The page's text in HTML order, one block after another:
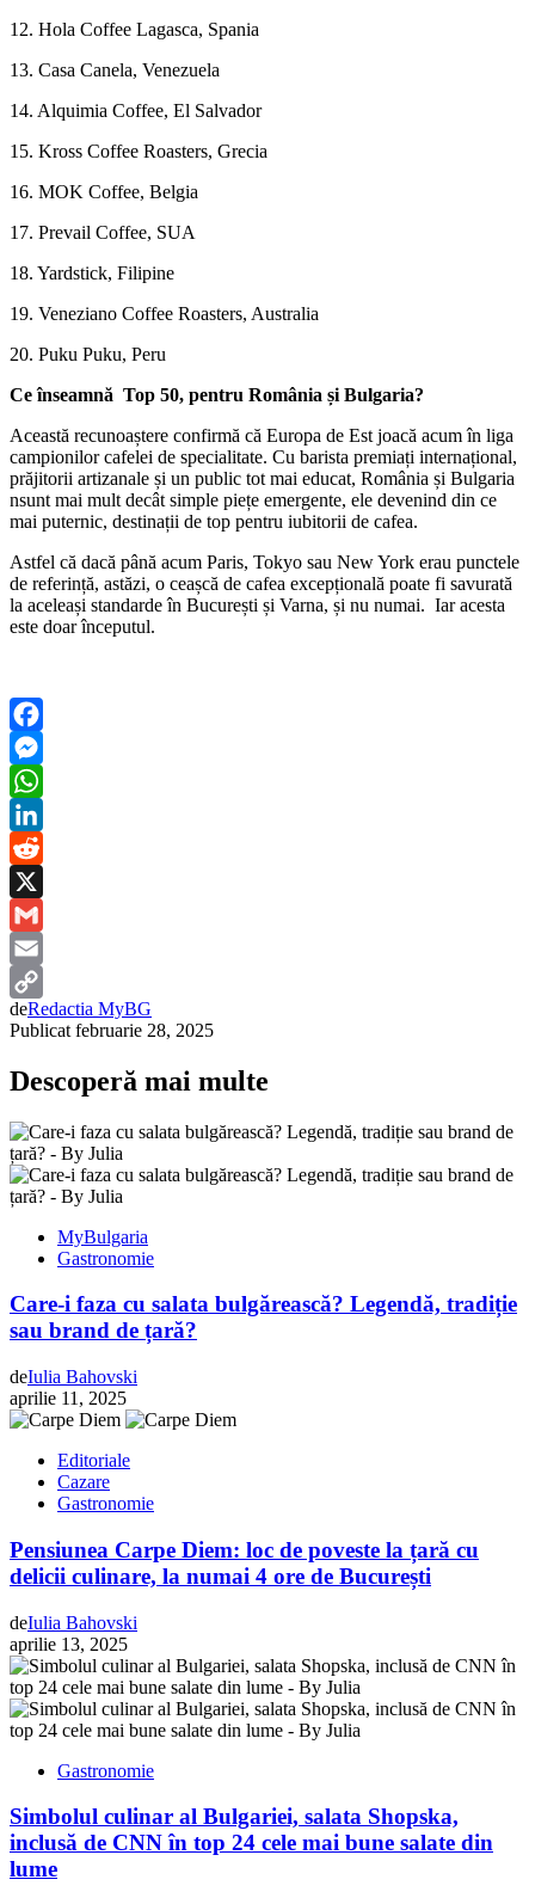
12. Hola Coffee Lagasca, Spania
13. Casa Canela, Venezuela
14. Alquimia Coffee, El Salvador
15. Kross Coffee Roasters, Grecia
16. MOK Coffee, Belgia
17. Prevail Coffee, SUA
18. Yardstick, Filipine
19. Veneziano Coffee Roasters, Australia
20. Puku Puku, Peru
Ce înseamnă Top 50, pentru România și Bulgaria?
Această recunoaștere confirmă că Europa de Est joacă acum în liga
campionilor cafelei de specialitate. Cu barista premiați internațional,
prăjitorii artizanale și un public tot mai educat, România și Bulgaria
nsunt mai mult decât simple piețe emergente, ele devenind din ce
mai puternic, destinații de top pentru iubitorii de cafea.
Astfel că dacă până acum Paris, Tokyo sau New York erau punctele
de referință, astăzi, o ceașcă de cafea excepțională poate fi savurată
la aceleași standarde în București și Varna, și nu numai. Iar acesta
este doar începutul.
Facebook
Messenger
WhatsApp
LinkedIn
Reddit
X
Gmail
Email
Copy
deRedactia MyBG
Publicat februarie 28, 2025
Descoperă mai multe
MyBulgaria
Gastronomie
Care-i faza cu salata bulgărească? Legendă, tradiție
sau brand de țară?
deIulia Bahovski
aprilie 11, 2025
Editoriale
Cazare
Gastronomie
Pensiunea Carpe Diem: loc de poveste la țară cu
delicii culinare, la numai 4 ore de București
deIulia Bahovski
aprilie 13, 2025
Gastronomie
Simbolul culinar al Bulgariei, salata Shopska,
inclusă de CNN în top 24 cele mai bune salate din
lume